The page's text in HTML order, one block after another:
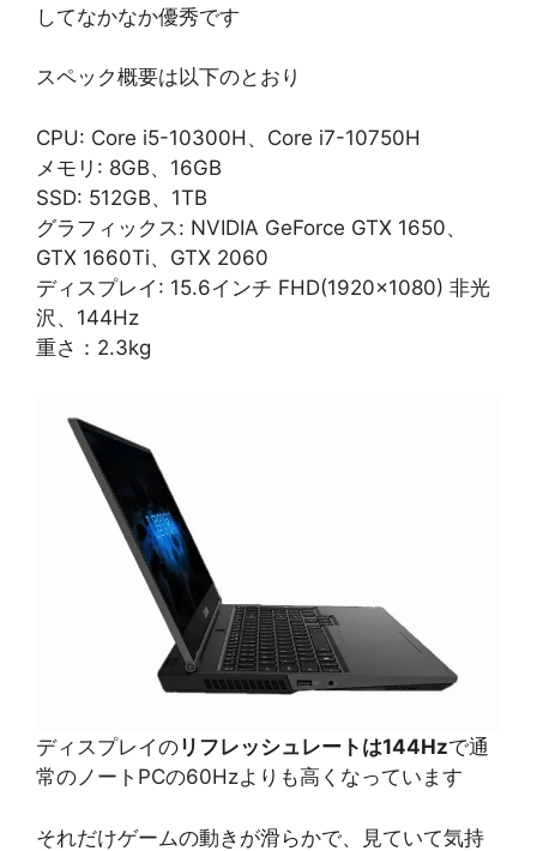
してなかなか優秀です
スペック概要は以下のとおり
CPU: Core i5-10300H、Core i7-10750H
メモリ: 8GB、16GB
SSD: 512GB、1TB
グラフィックス: NVIDIA GeForce GTX 1650、
GTX 1660Ti、GTX 2060
ディスプレイ: 15.6インチ FHD(1920×1080) 非光
沢、144Hz
重さ：2.3kg
ディスプレイの リフレッシュレートは144Hzで通
常のノートPCの60Hzよりも高くなっています
それだけゲームの動きが滑らかで、見ていて気持